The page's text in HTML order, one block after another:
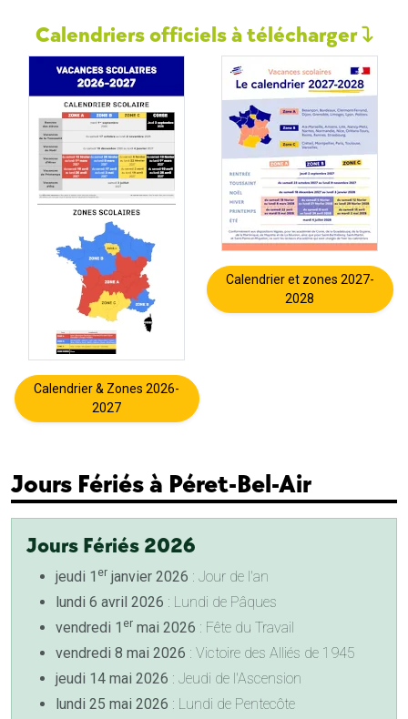
Calendriers officiels à télécharger
Calendrier & Zones 2026-
2027
Calendrier et zones 2027-
2028
Jours Fériés à Péret-Bel-Air
Jours Fériés 2026
jeudi 1 er janvier 2026 : Jour de l'an
lundi 6 avril 2026 : Lundi de Pâques
vendredi 1 er mai 2026 : Fête du Travail
vendredi 8 mai 2026 : Victoire des Alliés de 1945
jeudi 14 mai 2026 : Jeudi de l'Ascension
lundi 25 mai 2026 : Lundi de Pentecôte